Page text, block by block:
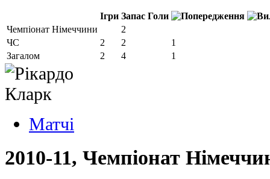
Ігри Запас Голи
Чемпіонат Німеччини
2
ЧС
2 2
1
Загалом
2 4 1
Матчi
2010-11, Чемпіонат